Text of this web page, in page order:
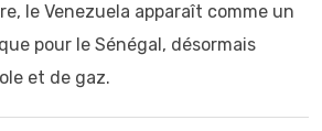
le Venezuela apparaît comme un
pour le Sénégal, désormais
et de gaz.